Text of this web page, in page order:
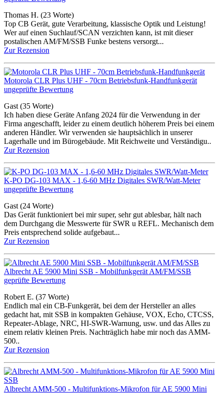
Thomas H. (23 Worte)
Top CB Gerät, gute Verarbeitung, klassische Optik und Leistung!
Wer auf einen Suchlauf/SCAN verzichten kann, ist mit dieser
postalischen AM/FM/SSB Funke bestens versorgt...
Zur Rezension
Motorola CLR Plus UHF - 70cm Betriebsfunk-Handfunkgerät
ungeprüfte Bewertung
Gast (35 Worte)
Ich haben diese Geräte Anfang 2024 für die Verwendung in der
Firma angeschafft, leider zu einem deutlich höherem Preis bei einem
anderen Händler. Wir verwenden sie hauptsächlich in unserer
Lagerhalle und im Bürogebäude. Mit Reichweite und Verständigu..
Zur Rezension
K-PO DG-103 MAX - 1,6-60 MHz Digitales SWR/Watt-Meter
ungeprüfte Bewertung
Gast (24 Worte)
Das Gerät funktioniert bei mir super, sehr gut ablesbar, hält nach
dem Durchgang die Messwerte für SWR u REFL. Mechanisch dem
Preis entsprechend solide aufgebaut...
Zur Rezension
Albrecht AE 5900 Mini SSB - Mobilfunkgerät AM/FM/SSB
geprüfte Bewertung
Robert E. (37 Worte)
Endlich mal ein CB-Funkgerät, bei dem der Hersteller an alles
gedacht hat, mit SSB in kompakten Gehäuse, VOX, Echo, CTCSS,
Repeater-Ablage, NRC, HI-SWR-Warnung, usw. und das Alles zu
einem relativ kleinen Preis. Nachträglich habe mir noch das AMM-
500..
Zur Rezension
Albrecht AMM-500 - Multifunktions-Mikrofon für AE 5900 Mini